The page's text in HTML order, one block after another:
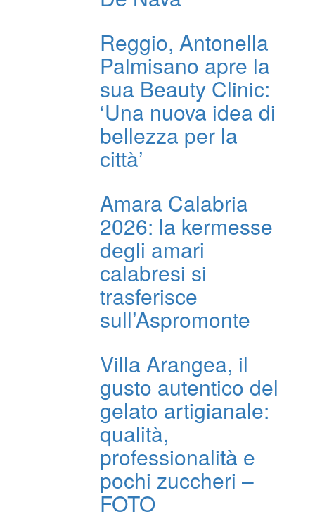
Reggio, Antonella
Palmisano apre la
sua Beauty Clinic:
‘Una nuova idea di
bellezza per la
città’
Amara Calabria
2026: la kermesse
degli amari
calabresi si
trasferisce
sull’Aspromonte
Villa Arangea, il
gusto autentico del
gelato artigianale:
qualità,
professionalità e
pochi zuccheri –
FOTO